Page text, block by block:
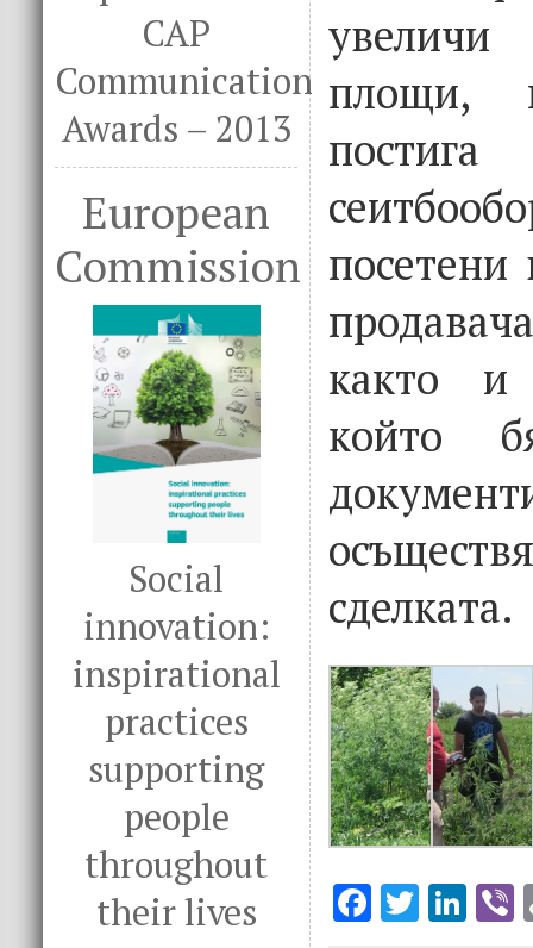
CAP
Communication
Awards – 2013
European
Commission
Social
innovation:
inspirational
practices
supporting
people
throughout
their lives
увеличи
площи,
както и
който
сделката.
F T Li